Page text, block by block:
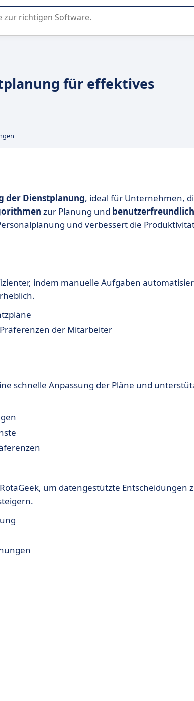
Auswahl von SaaS-Software in Unternehmen.
für effektives
der Dienstplanung, ideal für Unternehmen,
zur Planung und
und verbessert die
indem manuelle Aufgaben
der Mitarbeiter
schnelle Anpassung der Pläne und
um datengestützte Entscheidungen